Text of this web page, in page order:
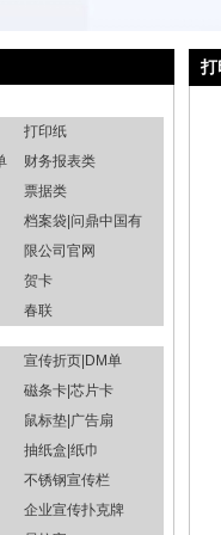
打印纸
财务报表类
票据类
档案袋|问鼎中国有
限公司官网
贺卡
春联
宣传折页|DM单
磁条卡|芯片卡
鼠标垫|广告扇
抽纸盒|纸巾
不锈钢宣传栏
企业宣传扑克牌
打